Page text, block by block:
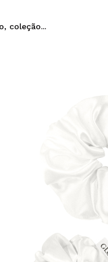
Eu não tenho uma
Ao criar uma conta
rapidamente, verificar
operações anteriores.
Ines
colori